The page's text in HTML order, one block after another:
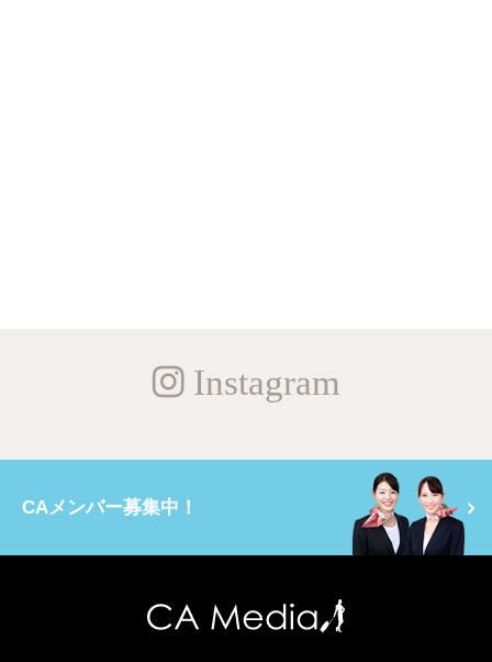
Instagram
CAメンバー募集中！